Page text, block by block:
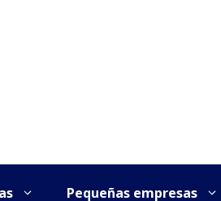
Pequeñas empresas